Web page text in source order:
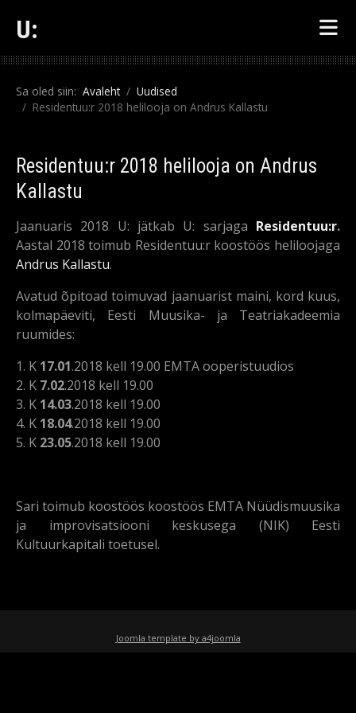
U:
Sa oled siin: Avaleht
Uudised
Residentuu:r 2018 helilooja on Andrus Kallastu
Residentuu:r 2018 helilooja on Andrus
Kallastu
Jaanuaris 2018 U: jätkab U: sarjaga Residentuu:r.
Aastal 2018 toimub Residentuu:r koostöös heliloojaga
Andrus Kallastu.
Avatud õpitoad toimuvad jaanuarist maini, kord kuus,
kolmapäeviti, Eesti Muusika- ja Teatriakadeemia
ruumides:
1. K 17.01.2018 kell 19.00 EMTA ooperistuudios
2. K 7.02.2018 kell 19.00
3. K 14.03.2018 kell 19.00
4. K 18.04.2018 kell 19.00
5. K 23.05.2018 kell 19.00
Sari toimub koostöös koostöös EMTA Nüüdismuusika
ja improvisatsiooni keskusega (NIK) Eesti
Kultuurkapitali toetusel.
Joomla template by a4joomla